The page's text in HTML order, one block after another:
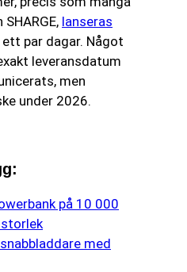
lanseras
par dagar. Något
leveransdatum
men
under 2026.
på 10 000
med